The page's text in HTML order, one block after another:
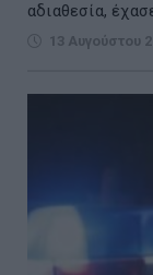
αδιαθεσία,
13 Αυγούστου